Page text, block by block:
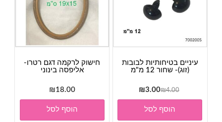
עיניים בטיחותיות לבובות
(זוג)- שחור 12 מ"מ
₪4.00
המחיר
המקורי
היה:
₪3.00
הנוכחי
הוסף לסל
חישוק לרקמה דגם רטרו-
אליפסה בינוני
₪18.00
הוסף לסל